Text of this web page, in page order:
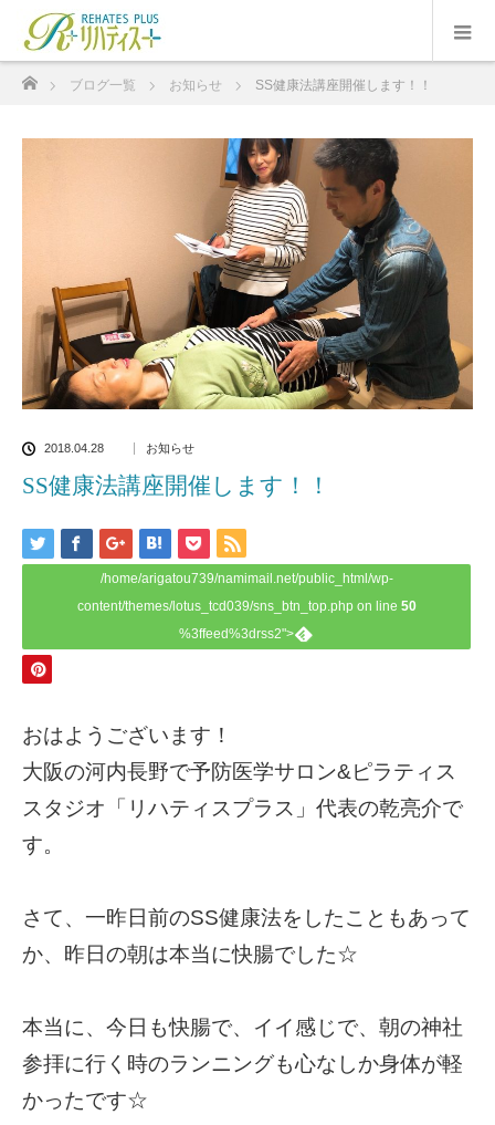
ブログ一覧 お知らせ SS健康法講座開催します！！
2018.04.28 お知らせ
SS健康法講座開催します！！
/home/arigatou739/namimail.net/public_html/wp-
content/themes/lotus_tcd039/sns_btn_top.php on line 50
%3ffeed%3drss2">
おはようございます！
大阪の河内長野で予防医学サロン&ピラティス
スタジオ「リハティスプラス」代表の乾亮介で
す。
さて、一昨日前のSS健康法をしたこともあって
か、昨日の朝は本当に快腸でした☆
本当に、今日も快腸で、イイ感じで、朝の神社
参拝に行く時のランニングも心なしか身体が軽
かったです☆